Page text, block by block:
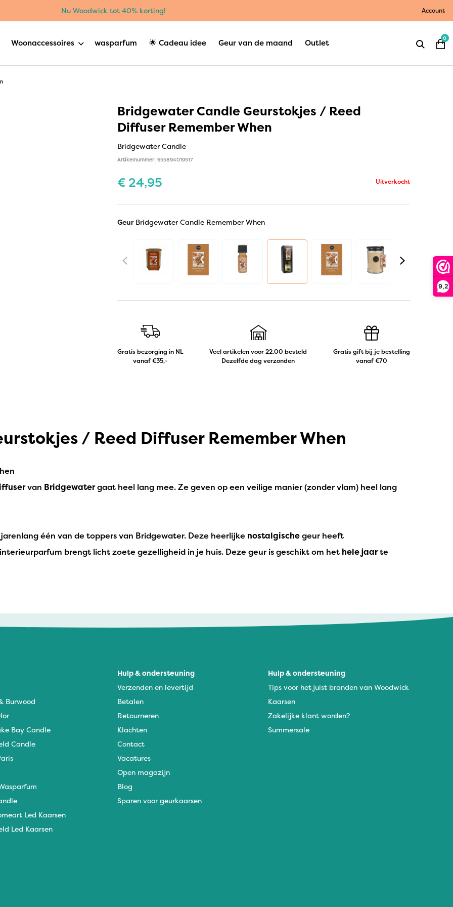
9,2
Nu Woodwick tot 40% korting! Account
Woonaccessoires wasparfum 🌟 Cadeau idee Geur van de maand Outlet 0
Bridgewater Candle Geurstokjes / Reed
Diffuser Remember When
Bridgewater Candle
Artikelnummer: 655894019517
€24,95 Uitverkocht
Geur Bridgewater Candle Remember When
Gratis bezorging in NL
vanaf €35,-
Veel artikelen voor 22.00 besteld
Dezelfde dag verzonden
Gratis gift bij je bestelling
vanaf €70
/ Reed Diffuser Remember When
van Bridgewatergaat heel lang mee. Ze geven op een veilige manier (zonder vlam) heel lang
jarenlang één van de toppers van Bridgewater. Deze heerlijke nostalgischegeur heeft
brengt licht zoete gezelligheid in je huis. Deze geur is geschikt om het hele jaarte
Burwood
Bay Candle
Candle
Led Kaarsen
Led Kaarsen
Hulp & ondersteuning
Verzenden en levertijd
Betalen
Retourneren
Klachten
Contact
Vacatures
Open magazijn
Blog
Sparen voor geurkaarsen
Hulp & ondersteuning
Tips voor het juist branden van Woodwick
Kaarsen
Zakelijke klant worden?
Summersale